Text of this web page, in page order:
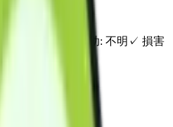
ス 自宅援助: 不明 ✓ 損害